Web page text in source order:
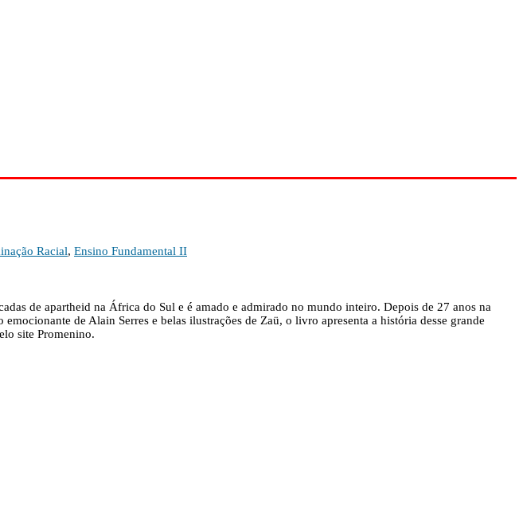
Racial, Ensino Fundamental II
de apartheid na África do Sul e é amado e admirado no mundo inteiro. Depois de 27 anos na
de Alain Serres e belas ilustrações de Zaü, o livro apresenta a história desse grande
site Promenino.